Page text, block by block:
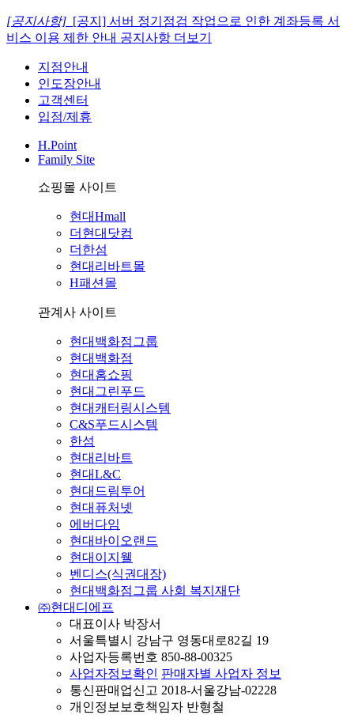
[공지사항] [공지] 서버 정기점검 작업으로 인한 계좌등록 서
비스 이용 제한 안내 공지사항 더보기
지점안내
인도장안내
고객센터
입점/제휴
H.Point
Family Site
쇼핑몰 사이트
현대Hmall
더현대닷컴
더한섬
현대리바트몰
H패션몰
관계사 사이트
현대백화점그룹
현대백화점
현대홈쇼핑
현대그린푸드
현대캐터링시스템
C&S푸드시스템
한섬
현대리바트
현대L&C
현대드림투어
현대퓨처넷
에버다임
현대바이오랜드
현대이지웰
벤디스(식권대장)
현대백화점그룹 사회 복지재단
㈜현대디에프
대표이사 박장서
서울특별시 강남구 영동대로82길 19
사업자등록번호 850-88-00325
사업자정보확인 판매자별 사업자 정보
통신판매업신고 2018-서울강남-02228
개인정보보호책임자 반형철